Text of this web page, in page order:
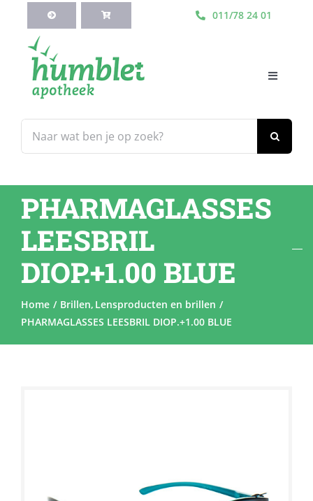
inhoud
011/78 24 01
naar:
Toggle
Webshop
Blog
Diensten
PHARMAGLASSES
LEESBRIL
DIOP.+1.00 BLUE
Home Brillen Lensproducten en brillen
PHARMAGLASSES LEESBRIL DIOP.+1.00 BLUE